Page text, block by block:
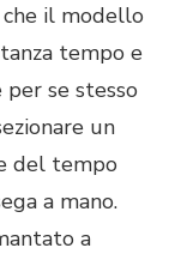
il modello
tempo e
se stesso
un
del tempo
a mano.
a